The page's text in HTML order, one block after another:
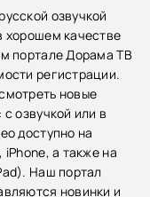
озвучкой
хорошем качестве
портале Дорама ТВ
регистрации.
новые
озвучкой или в
доступно на
а также на
Наш портал
новинки и